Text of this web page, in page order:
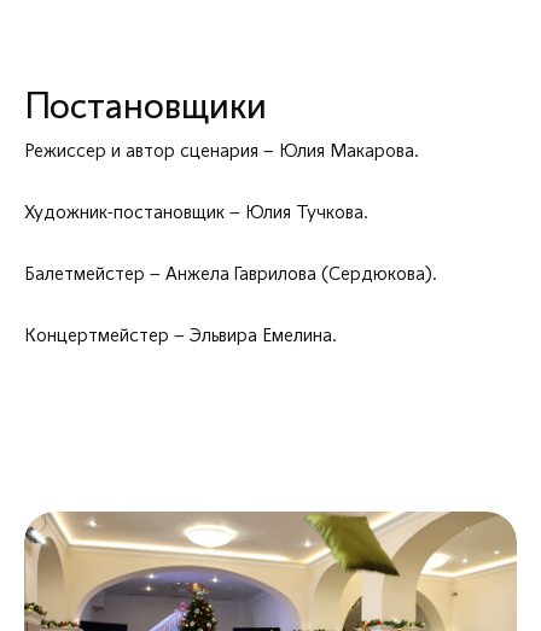
Постановщики
Режиссер и автор сценария – Юлия Макарова.
Художник-постановщик – Юлия Тучкова.
Балетмейстер – Анжела Гаврилова (Сердюкова).
Концертмейстер – Эльвира Емелина.